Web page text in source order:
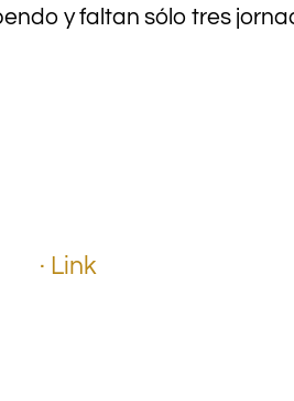
y faltan sólo tres
· Link